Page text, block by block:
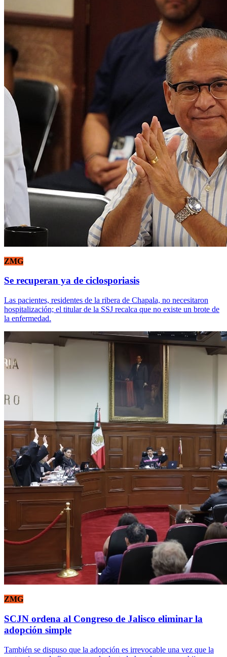
ZMG
Se recuperan ya de ciclosporiasis
Las pacientes, residentes de la ribera de Chapala, no necesitaron
hospitalización; el titular de la SSJ recalca que no existe un brote de
la enfermedad.
ZMG
SCJN ordena al Congreso de Jalisco eliminar la
adopción simple
También se dispuso que la adopción es irrevocable una vez que la